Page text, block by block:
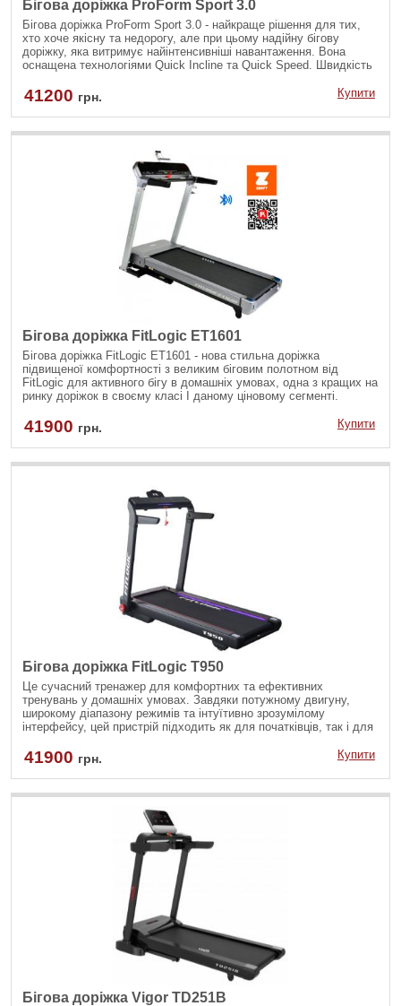
Бігова доріжка ProForm Sport 3.0
Бігова доріжка ProForm Sport 3.0 - найкраще рішення для тих,
хто хоче якісну та недорогу, але при цьому надійну бігову
доріжку, яка витримує найінтенсивніші навантаження. Вона
оснащена технологіями Quick Incline та Quick Speed. Швидкість
Неважливо, наскільки велика інтенсивність бігу, ви завжди
контролюєте своє тренування.
41200 грн. Купити
Бігова доріжка FitLogic ET1601
Бігова доріжка FitLogic ET1601 - нова стильна доріжка
підвищеної комфортності з великим біговим полотном від
FitLogic для активного бігу в домашніх умовах, одна з кращих на
ринку доріжок в своєму класі І даному ціновому сегменті.
41900 грн. Купити
Бігова доріжка FitLogic T950
Це сучасний тренажер для комфортних та ефективних
тренувань у домашніх умовах. Завдяки потужному двигуну,
широкому діапазону режимів та інтуїтивно зрозумілому
інтерфейсу, цей пристрій підходить як для початківців, так і для
41900 грн. Купити
Бігова доріжка Vigor TD251B